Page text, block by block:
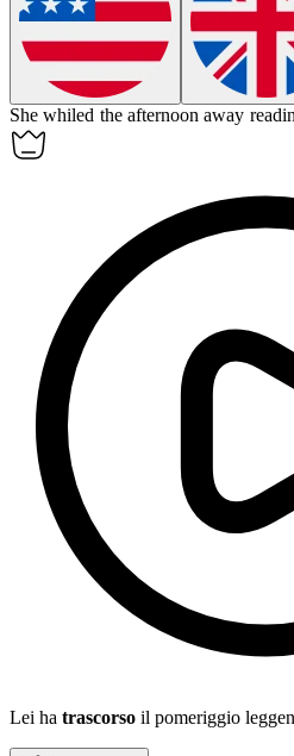
She whiled the afternoon away
Lei ha trascorso il pomeriggio